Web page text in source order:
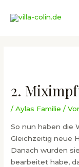
Inhalt
2.
/Aylas Familie /
So nun haben die
Gleichzeitig neue
Danach wurden
bearbeitet habe,